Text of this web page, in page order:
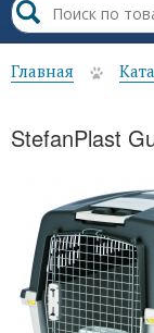
Главная
StefanPlast